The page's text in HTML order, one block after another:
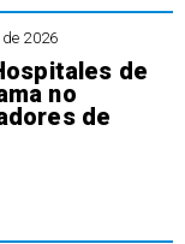
2026
de
no
de